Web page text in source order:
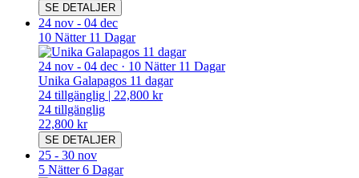
SE DETALJER
24 nov - 04 dec
10 Nätter 11 Dagar
24 nov - 04 dec · 10 Nätter 11 Dagar
Unika Galapagos 11 dagar
24 tillgänglig | 22,800 kr
24 tillgänglig
22,800 kr
SE DETALJER
25 - 30 nov
5 Nätter 6 Dagar